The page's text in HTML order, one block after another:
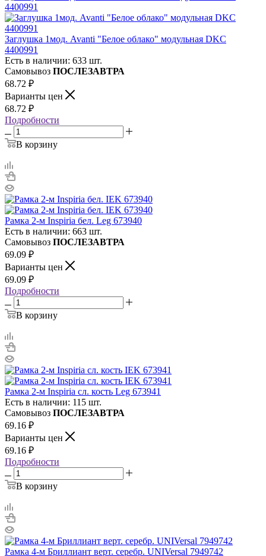
Заглушка 1мод. Avanti "Белое облако" модульная DKC
4400991
Есть в наличии: 633 шт.
Самовывоз ПОСЛЕЗАВТРА
68.72 ₽
Варианты цен
68.72 ₽
Подробности
В корзину
Рамка 2-м Inspiria бел. Leg 673940
Есть в наличии: 663 шт.
Самовывоз ПОСЛЕЗАВТРА
69.09 ₽
Варианты цен
69.09 ₽
Подробности
В корзину
Рамка 2-м Inspiria сл. кость Leg 673941
Есть в наличии: 115 шт.
Самовывоз ПОСЛЕЗАВТРА
69.16 ₽
Варианты цен
69.16 ₽
Подробности
В корзину
Рамка 4-м Бриллиант верт. серебр. UNIVersal 7949742